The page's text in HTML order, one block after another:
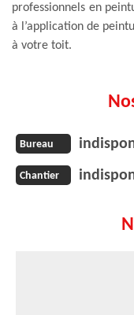
professionnels en
à l’application de
à votre toit.
Bureau
Chantier